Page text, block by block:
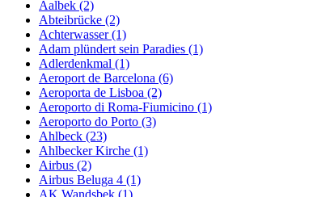
Aalbek (2)
Abteibrücke (2)
Achterwasser (1)
Adam plündert sein Paradies (1)
Adlerdenkmal (1)
Aeroport de Barcelona (6)
Aeroporta de Lisboa (2)
Aeroporto di Roma-Fiumicino (1)
Aeroporto do Porto (3)
Ahlbeck (23)
Ahlbecker Kirche (1)
Airbus (2)
Airbus Beluga 4 (1)
AK Wandsbek (1)